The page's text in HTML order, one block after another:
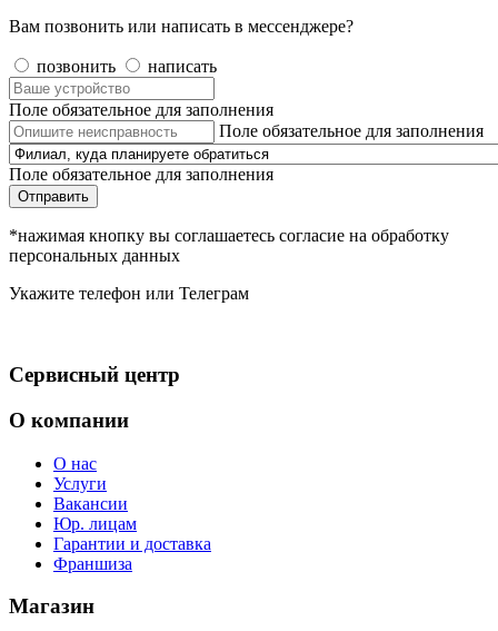
Вам позвонить или написать в мессенджере?
позвонить написать
Поле обязательное для заполнения
Поле обязательное для заполнения
Поле обязательное для заполнения
Отправить
*нажимая кнопку вы соглашаетесь согласие на обработку
персональных данных
Укажите телефон или Телеграм
Сервисный центр
О компании
О нас
Услуги
Вакансии
Юр. лицам
Гарантии и доставка
Франшиза
Магазин